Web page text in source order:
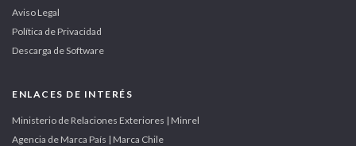
Aviso Legal
Política de Privacidad
Descarga de Software
ENLACES DE INTERÉS
Ministerio de Relaciones Exteriores | Minrel
Agencia de Marca País | Marca Chile